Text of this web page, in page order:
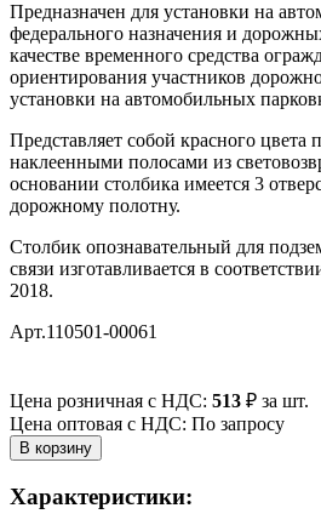
Предназначен для установки на
федерального назначения и
качестве временного средства
ориентирования участников
установки на автомобильных
Представляет собой красного цвета
наклеенными полосами из
основании столбика имеется 3
дорожному полотну.
Столбик опознавательный для
связи изготавливается в
2018.
Арт.110501-00061
Цена розничная с НДС: 513 ₽ за шт.
Цена оптовая с НДС: По запросу
Характеристики: